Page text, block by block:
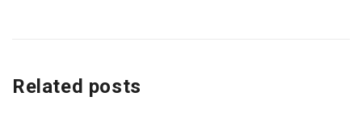
Related posts